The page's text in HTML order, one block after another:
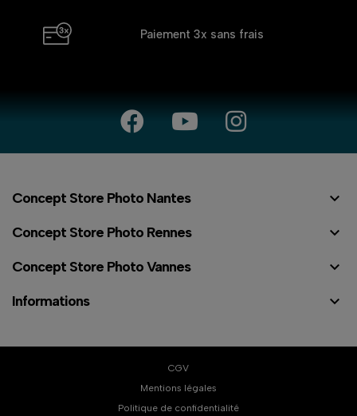
Paiement 3x sans frais
Concept Store Photo Nantes 
Concept Store Photo Rennes 
Concept Store Photo Vannes 
Informations 
CGV
Mentions légales
Politique de confidentialité